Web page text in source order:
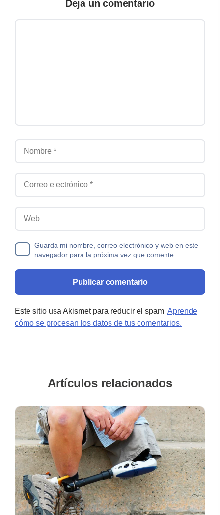
Deja un comentario
Guarda mi nombre, correo electrónico y web en este
navegador para la próxima vez que comente.
Este sitio usa Akismet para reducir el spam. Aprende
cómo se procesan los datos de tus comentarios.
Artículos relacionados